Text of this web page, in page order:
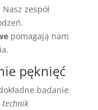
zespół
pomagają nam
pęknięć
badanie
technik